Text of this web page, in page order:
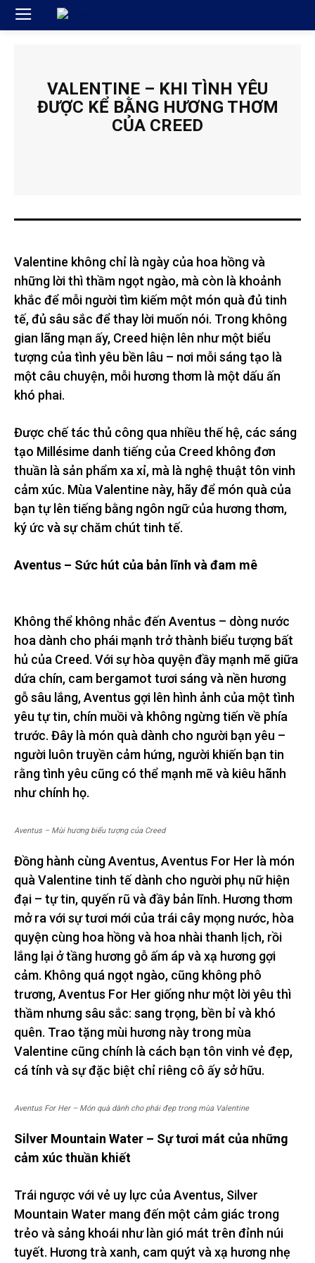
VALENTINE – KHI TÌNH YÊU
ĐƯỢC KỂ BẰNG HƯƠNG THƠM
CỦA CREED
Valentine không chỉ là ngày của hoa hồng và
những lời thì thầm ngọt ngào, mà còn là khoảnh
khắc để mỗi người tìm kiếm một món quà đủ tinh
tế, đủ sâu sắc để thay lời muốn nói. Trong không
gian lãng mạn ấy, Creed hiện lên như một biểu
tượng của tình yêu bền lâu – nơi mỗi sáng tạo là
một câu chuyện, mỗi hương thơm là một dấu ấn
khó phai.
Được chế tác thủ công qua nhiều thế hệ, các sáng
tạo Millésime danh tiếng của Creed không đơn
thuần là sản phẩm xa xỉ, mà là nghệ thuật tôn vinh
cảm xúc. Mùa Valentine này, hãy để món quà của
bạn tự lên tiếng bằng ngôn ngữ của hương thơm,
ký ức và sự chăm chút tinh tế.
Aventus – Sức hút của bản lĩnh và đam mê
Không thể không nhắc đến Aventus – dòng nước
hoa dành cho phái mạnh trở thành biểu tượng bất
hủ của Creed. Với sự hòa quyện đầy mạnh mẽ giữa
dứa chín, cam bergamot tươi sáng và nền hương
gỗ sâu lắng, Aventus gợi lên hình ảnh của một tình
yêu tự tin, chín muồi và không ngừng tiến về phía
trước. Đây là món quà dành cho người bạn yêu –
người luôn truyền cảm hứng, người khiến bạn tin
rằng tình yêu cũng có thể mạnh mẽ và kiêu hãnh
như chính họ.
Aventus – Mùi hương biểu tượng của Creed
Đồng hành cùng Aventus, Aventus For Her là món
quà Valentine tinh tế dành cho người phụ nữ hiện
đại – tự tin, quyến rũ và đầy bản lĩnh. Hương thơm
mở ra với sự tươi mới của trái cây mọng nước, hòa
quyện cùng hoa hồng và hoa nhài thanh lịch, rồi
lắng lại ở tầng hương gỗ ấm áp và xạ hương gợi
cảm. Không quá ngọt ngào, cũng không phô
trương, Aventus For Her giống như một lời yêu thì
thầm nhưng sâu sắc: sang trọng, bền bỉ và khó
quên. Trao tặng mùi hương này trong mùa
Valentine cũng chính là cách bạn tôn vinh vẻ đẹp,
cá tính và sự đặc biệt chỉ riêng cô ấy sở hữu.
Aventus For Her – Món quà dành cho phái đẹp trong mùa Valentine
Silver Mountain Water – Sự tươi mát của những
cảm xúc thuần khiết
Trái ngược với vẻ uy lực của Aventus, Silver
Mountain Water mang đến một cảm giác trong
trẻo và sảng khoái như làn gió mát trên đỉnh núi
tuyết. Hương trà xanh, cam quýt và xạ hương nhẹ